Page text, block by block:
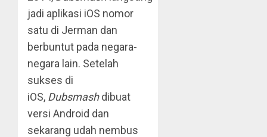
jadi aplikasi iOS nomor
satu di Jerman dan
berbuntut pada negara-
negara lain. Setelah
sukses di
iOS, Dubsmashdibuat
versi Android dan
sekarang udah nembus